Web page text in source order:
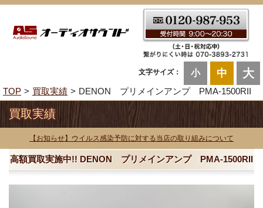
文字サイズ： 小 中 大
TOP 買取実績 DENON プリメインアンプ PMA-1500RII
買取実績
【お知らせ】ウイルス感染予防に対する当店の取り組みについて
高額買取実施中!! DENON プリメインアンプ PMA-1500RII